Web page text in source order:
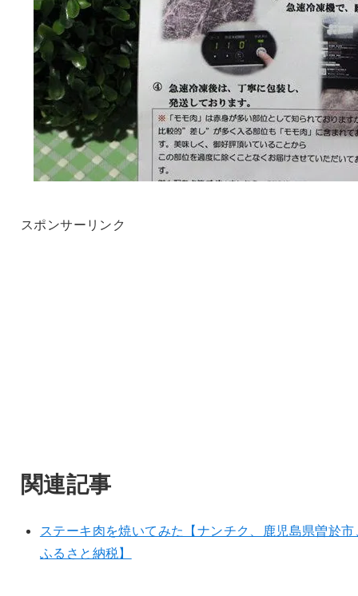
スポンサーリンク
関連記事
ステーキ肉を焼いてみた【ナンチク、鹿児島県曽於市
ふるさと納税】